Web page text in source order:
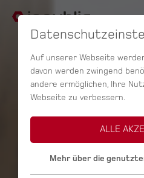
Auf unserer Webseite
davon werden zwingend
andere ermöglichen, Ihre
Webseite zu verbessern.
ALLE
Mehr über die